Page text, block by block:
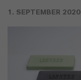
1. SEPTEMBER 2020